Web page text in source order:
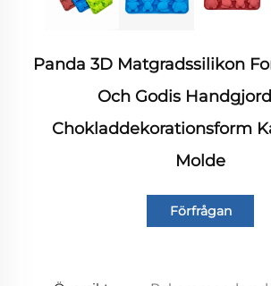
Panda 3D Matgradssilikon
Och Godis
Chokladdekorationsform
Molde
Förfrågan